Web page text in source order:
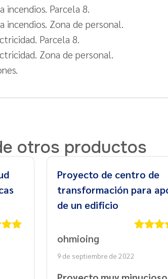
Parcela 8.
Zona de personal.
Parcela 8.
Zona de personal.
otros productos
Proyecto de centro de
transformación para
de un edificio
ohmioing
9 de septiembre de 2022